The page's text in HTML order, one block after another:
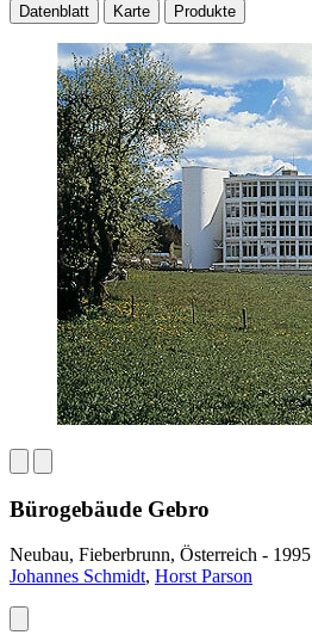
Datenblatt Karte Produkte
Bürogebäude Gebro
Neubau, Fieberbrunn, Österreich - 1995
Johannes Schmidt, Horst Parson